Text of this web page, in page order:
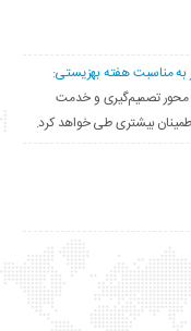
به مناسبت هفته بهزیستی:
محور تصمیم‌گیری و خدمت
بیشتری طی خواهد کرد.